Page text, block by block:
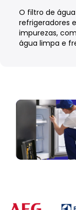
O filtro de
refrigeradores
impurezas,
água limpa e